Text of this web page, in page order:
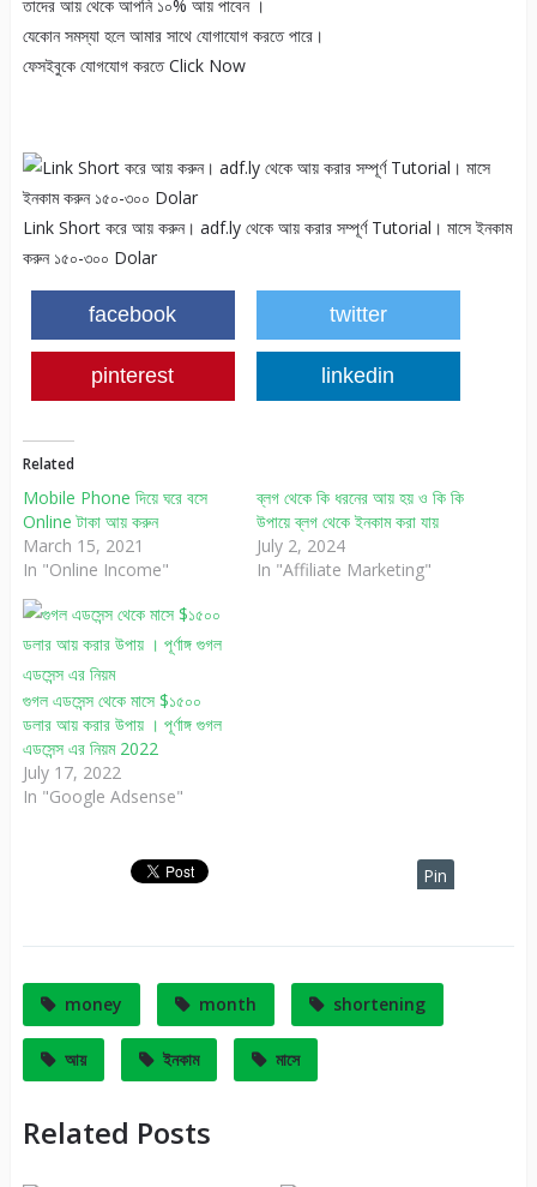
তাদের আয় থেকে আপনি ১০% আয় পাবেন ।
যেকোন সমস্যা হলে আমার সাথে যোগাযোগ করতে পারে।
ফেসইবুকে যোগযোগ করতে Click Now
Link Short করে আয় করুন। adf.ly থেকে আয় করার সম্পূর্ণ Tutorial। মাসে ইনকাম
করুন ১৫০-৩০০ Dolar
facebook twitter
pinterest linkedin
Related
Mobile Phone দিয়ে ঘরে বসে
Online টাকা আয় করুন
March 15, 2021
In "Online Income"
ব্লগ থেকে কি ধরনের আয় হয় ও কি কি
উপায়ে ব্লগ থেকে ইনকাম করা যায়
July 2, 2024
In "Affiliate Marketing"
গুগল এডসেন্স থেকে মাসে $১৫০০
ডলার আয় করার উপায় । পূর্ণাঙ্গ গুগল
এডসেন্স এর নিয়ম 2022
July 17, 2022
In "Google Adsense"
Pin
money month shortening
আয় ইনকাম মাসে
Related Posts